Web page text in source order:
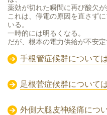
薬効が切れた瞬間に再び酸欠
これは、停電の原因を直さず
いる。
一時的には明るくなる。
だが、根本の電力供給が不安定
手根管症候群について
足根菅症候群について
外側大腿皮神経痛につ